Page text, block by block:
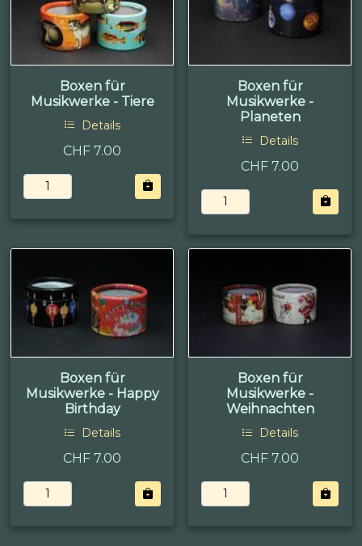
Boxen für
Musikwerke - Tiere
Details
CHF 7.00
Boxen für
Musikwerke -
Planeten
Details
CHF 7.00
Boxen für
Musikwerke - Happy
Birthday
Details
CHF 7.00
Boxen für
Musikwerke -
Weihnachten
Details
CHF 7.00